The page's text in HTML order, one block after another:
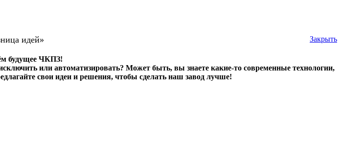
Закрыть
идей»
будущее ЧКПЗ!
или автоматизировать? Может быть, вы знаете какие-то современные технологии,
свои идеи и решения, чтобы сделать наш завод лучше!